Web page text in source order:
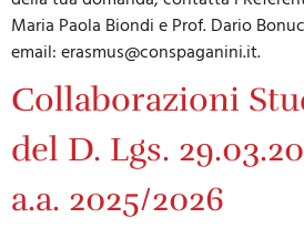
Maria Paola Biondi e Prof. Dario
email:erasmus@conspaganini.it.
Collaborazioni
del D. Lgs.
a.a. 2025/2026